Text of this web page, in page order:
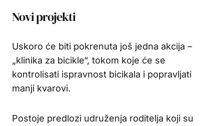
Novi projekti
Uskoro će biti pokrenuta još jedna akcija –
„klinika za bicikle“, tokom koje će se
kontrolisati ispravnost bicikala i popravljati
manji kvarovi.
Postoje predlozi udruženja roditelja koji su